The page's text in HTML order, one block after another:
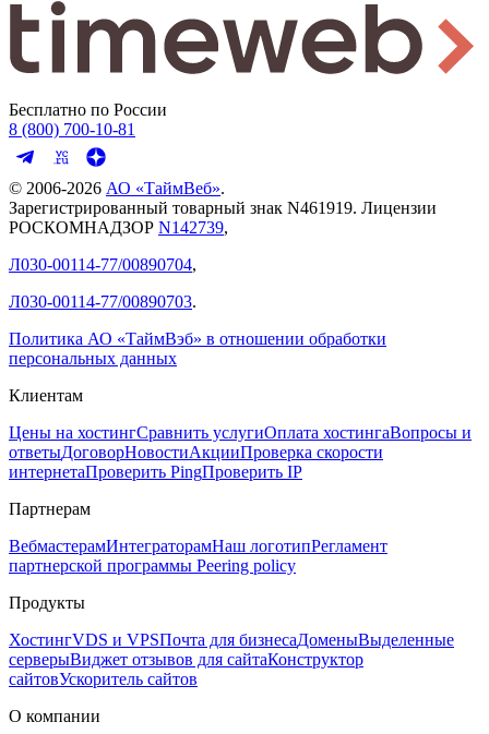
Бесплатно по России
8 (800) 700-10-81
© 2006-2026 АО «ТаймВеб».
Зарегистрированный товарный знак N461919. Лицензии
РОСКОМНАДЗОР N142739,
Л030-00114-77/00890704,
Л030-00114-77/00890703.
Политика АО «ТаймВэб» в отношении обработки
персональных данных
Клиентам
Цены на хостингСравнить услугиОплата хостингаВопросы и
ответыДоговорНовостиАкцииПроверка скорости
интернетаПроверить PingПроверить IP
Партнерам
ВебмастерамИнтеграторамНаш логотипРегламент
партнерской программы Peering policy
Продукты
ХостингVDS и VPSПочта для бизнесаДоменыВыделенные
серверыВиджет отзывов для сайтаКонструктор
сайтовУскоритель сайтов
О компании